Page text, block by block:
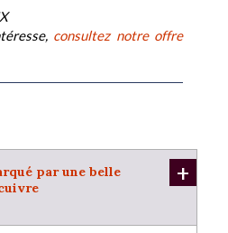
consultez notre offre
par une belle
+